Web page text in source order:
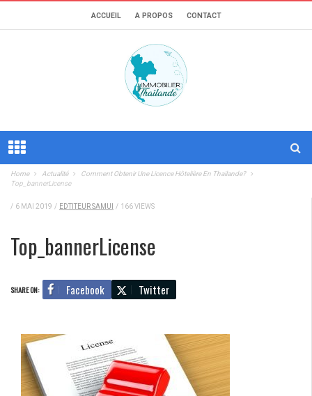
ACCUEIL A PROPOS CONTACT
Home Actualité
Comment Obtenir Une Licence Hôtelière En Thailande?
Top_bannerLicense
/ 6 MAI 2019 / EDTITEUR SAMUI / 166 VIEWS
Top_bannerLicense
SHARE ON: Facebook Twitter